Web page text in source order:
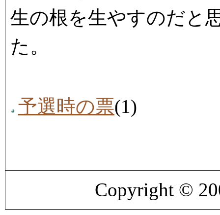
生の根を生やすのだと
た。
予選時の票(1)
Copyright ©